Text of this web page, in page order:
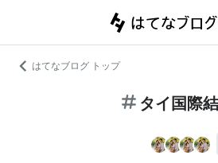
はてなブログ トップ
タイ国際